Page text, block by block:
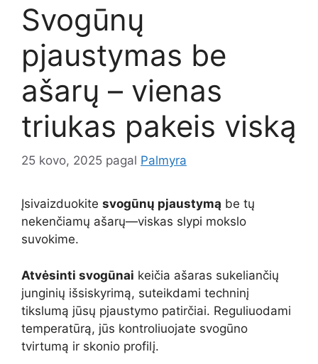
Svogūnų
pjaustymas be
ašarų – vienas
triukas pakeis viską
25 kovo, 2025 pagal Palmyra
Įsivaizduokite svogūnų pjaustymą be tų
nekenčiamų ašarų—viskas slypi mokslo
suvokime.
Atvėsinti svogūnai keičia ašaras sukeliančių
junginių išsiskyrimą, suteikdami techninį
tikslumą jūsų pjaustymo patirčiai. Reguliuodami
temperatūrą, jūs kontroliuojate svogūno
tvirtumą ir skonio profilį.